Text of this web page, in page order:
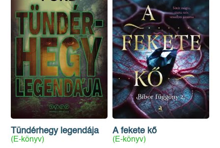
Tündérhegy legendája
(E-könyv)
A fekete kő
(E-könyv)